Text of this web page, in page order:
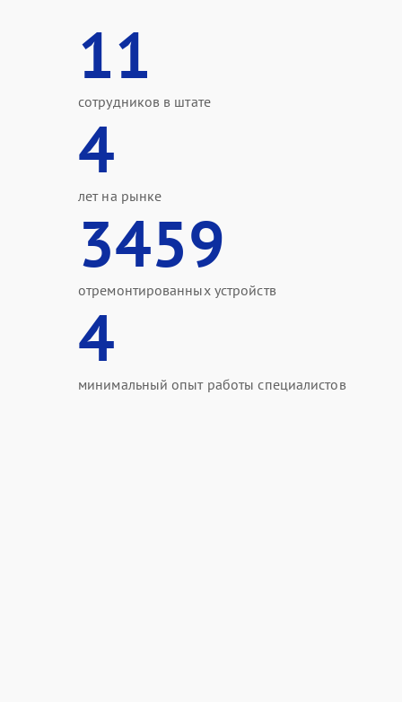
11
сотрудников в штате
4
лет на рынке
3459
отремонтированных устройств
4
минимальный опыт работы специалистов